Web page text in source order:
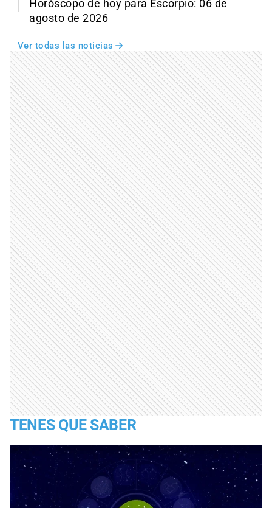
Horóscopo de hoy para Escorpio: 06 de
agosto de 2026
Ver todas las noticias
TENES QUE SABER